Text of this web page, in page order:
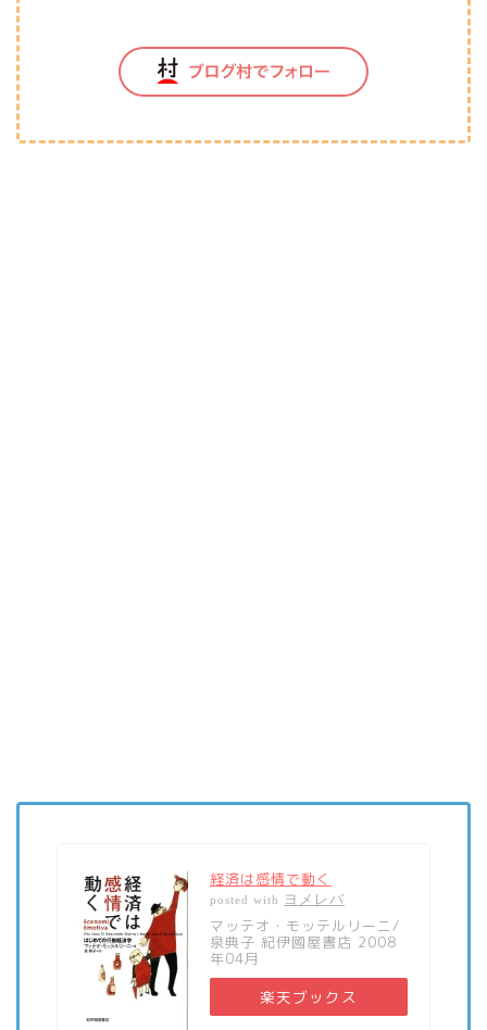
経済は感情で動く
posted with ヨメレバ
マッテオ・モッテルリーニ/
泉典子 紀伊國屋書店 2008
年04月
楽天ブックス